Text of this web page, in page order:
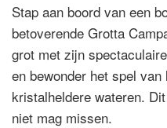
Stap aan boord van een
betoverende Grotta
grot met zijn
en bewonder het spel
kristalheldere wateren.
niet mag missen.